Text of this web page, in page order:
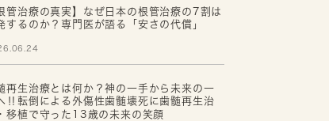
管治療の真実】なぜ日本の根管治療の7割は
するのか？専門医が語る「安さの代償」
再生治療とは何か？神の一手から未来の一
‼転倒による外傷性歯髄壊死に歯髄再生治
移植で守った13歳の未来の笑顔